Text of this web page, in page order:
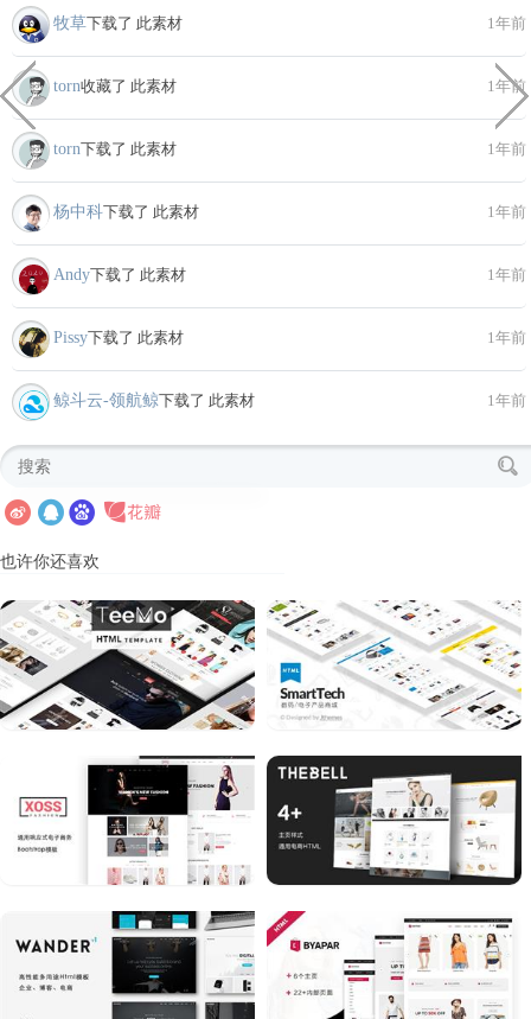
牧草下载了 此素材 1年前
torn收藏了 此素材 1年前
torn下载了 此素材 1年前
杨中科下载了 此素材 1年前
Andy下载了 此素材 1年前
Pissy下载了 此素材 1年前
鲸斗云-领航鲸下载了 此素材 1年前
也许你还喜欢